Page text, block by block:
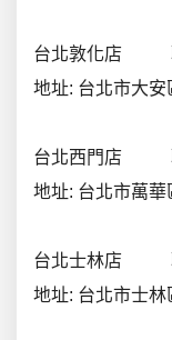
台北敦化店
地址: 台北市大
台北西門店
地址: 台北市萬
台北士林店
地址: 台北市士